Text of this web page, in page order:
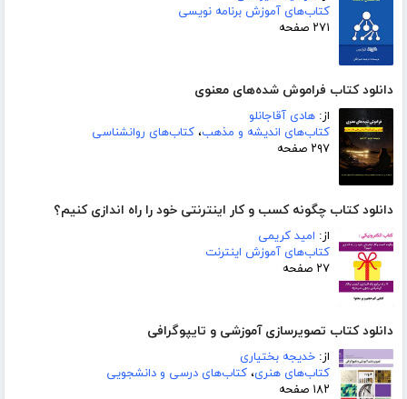
کتاب‌های آموزش برنامه نویسی
۲۷۱ صفحه
دانلود کتاب فراموش شده‌های معنوی
از: هادی آقاجانلو
کتاب‌های اندیشه و مذهب، کتاب‌های روانشناسی
۲۹۷ صفحه
دانلود کتاب چگونه کسب و کار اینترنتی خود را راه اندازی کنیم؟
از: امید کریمی
کتاب‌های آموزش اینترنت
۲۷ صفحه
دانلود کتاب تصویرسازی آموزشی و تایپوگرافی
از: خدیجه بختیاری
کتاب‌های هنری، کتاب‌های درسی و دانشجویی
۱۸۲ صفحه